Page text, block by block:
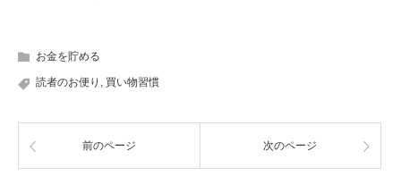
お金を貯める
読者のお便り , 買い物習慣
前のページ 次のページ